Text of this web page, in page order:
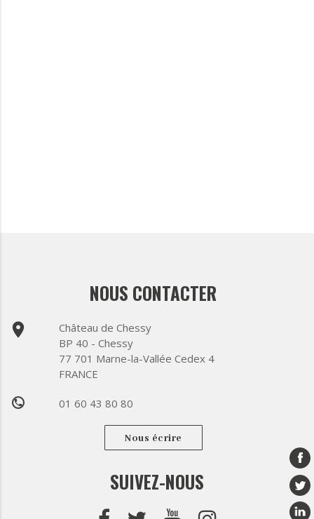
NOUS CONTACTER
place
Château de Chessy
BP 40 - Chessy
77 701 Marne-la-Vallée Cedex 4
FRANCE
phone 01 60 43 80 80
Nous écrire
SUIVEZ-NOUS